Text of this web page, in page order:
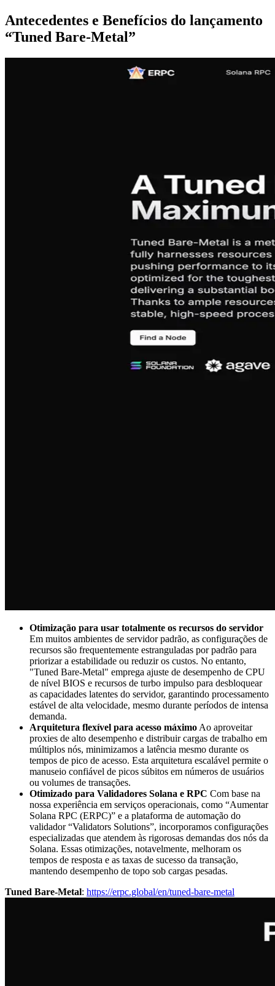
Antecedentes e Benefícios do lançamento
“Tuned Bare-Metal”
Otimização para usar totalmente os recursos do servidor
Em muitos ambientes de servidor padrão, as configurações de
recursos são frequentemente estranguladas por padrão para
priorizar a estabilidade ou reduzir os custos. No entanto,
"Tuned Bare-Metal" emprega ajuste de desempenho de CPU
de nível BIOS e recursos de turbo impulso para desbloquear
as capacidades latentes do servidor, garantindo processamento
estável de alta velocidade, mesmo durante períodos de intensa
demanda.
Arquitetura flexível para acesso máximo Ao aproveitar
proxies de alto desempenho e distribuir cargas de trabalho em
múltiplos nós, minimizamos a latência mesmo durante os
tempos de pico de acesso. Esta arquitetura escalável permite o
manuseio confiável de picos súbitos em números de usuários
ou volumes de transações.
Otimizado para Validadores Solana e RPC Com base na
nossa experiência em serviços operacionais, como “Aumentar
Solana RPC (ERPC)” e a plataforma de automação do
validador “Validators Solutions”, incorporamos configurações
especializadas que atendem às rigorosas demandas dos nós da
Solana. Essas otimizações, notavelmente, melhoram os
tempos de resposta e as taxas de sucesso da transação,
mantendo desempenho de topo sob cargas pesadas.
Tuned Bare-Metal: https://erpc.global/en/tuned-bare-metal